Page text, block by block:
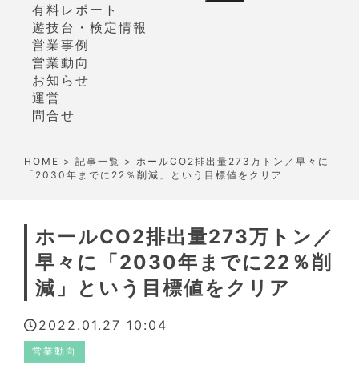
有料レポート
遊技台・検定情報
営業事例
営業動向
お知らせ
運営
問合せ
HOME > 記事一覧 > ホールCO2排出量273万トン／早々に
「2030年までに22％削減」という目標値をクリア
ホールCO2排出量273万トン／
早々に「2030年までに22％削
減」という目標値をクリア
2022.01.27 10:04
営業動向